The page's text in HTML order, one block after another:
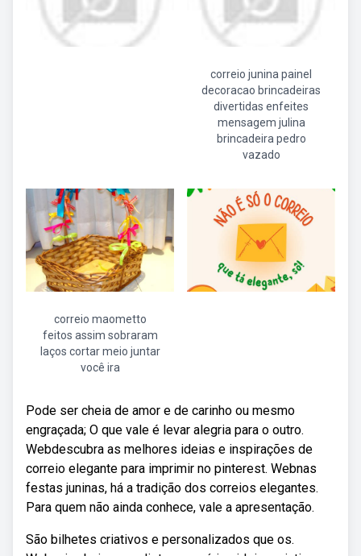
correio junina painel
decoracao brincadeiras
divertidas enfeites
mensagem julina
brincadeira pedro
vazado
correio maometto
feitos assim sobraram
laços cortar meio juntar
você ira
Pode ser cheia de amor e de carinho ou mesmo
engraçada; O que vale é levar alegria para o outro.
Webdescubra as melhores ideias e inspirações de
correio elegante para imprimir no pinterest. Webnas
festas juninas, há a tradição dos correios elegantes.
Para quem não ainda conhece, vale a apresentação.
São bilhetes criativos e personalizados que os.